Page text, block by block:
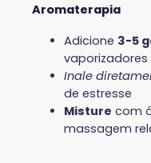
Aromaterapia
Adicione 3-5
vaporizadores
Inale
de estresse
Misture com
massagem